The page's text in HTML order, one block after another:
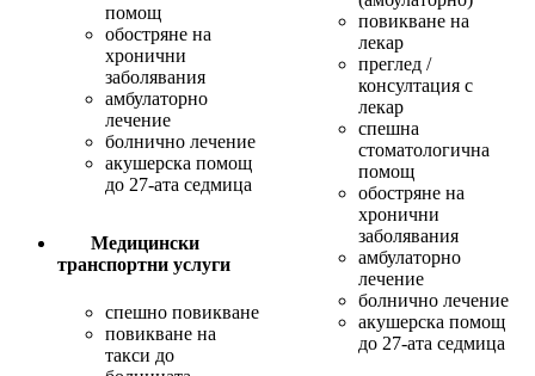
помощ
обостряне на
хронични
заболявания
амбулаторно
лечение
болнично лечение
акушерска помощ
до 27-ата седмица
Медицински
транспортни услуги
спешно повикване
повикване на
такси до
повикване на
лекар
преглед /
консултация с
лекар
спешна
стоматологична
помощ
обостряне на
хронични
заболявания
амбулаторно
лечение
болнично лечение
акушерска помощ
до 27-ата седмица